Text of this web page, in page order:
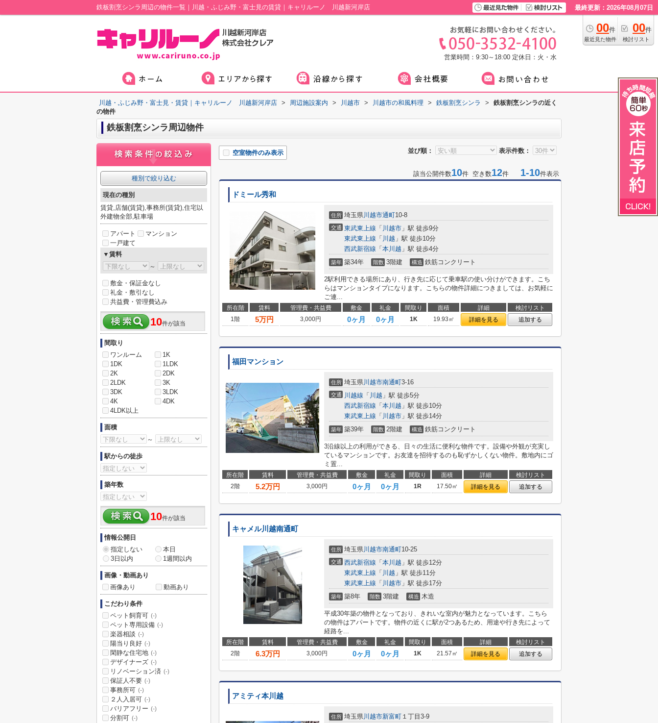
鉄板割烹シンラ周辺の物件一覧｜川越・ふじみ野・富士見の賃貸｜キャリルーノ 川越新河岸店 最終更新：2026年08月07日
00件
最近見た物件
00件
検討リスト
営業時間：9:30～18:00 定休日：火・水
川越・ふじみ野・富士見・賃貸｜キャリルーノ 川越新河岸店 > 周辺施設案内 > 川越市 > 川越市の和風料理 > 鉄板割烹シンラ >
鉄板割烹シンラの近く
の物件
鉄板割烹シンラ周辺物件
並び順： 表示件数：
空室物件のみ表示
該当公開件数10件 空き数12件 1-10件表示
ドミール秀和
住所 埼玉県川越市通町10-8
交通 東武東上線 「 川越市 」駅 徒歩9分
東武東上線 「 川越 」駅 徒歩10分
西武新宿線 「 本川越 」駅 徒歩4分
築年 築34年 階数 3階建 構造 鉄筋コンクリート
2駅利用できる場所にあり、行き先に応じて乗車駅の使い分けができます。こち
らはマンションタイプになります。こちらの物件詳細につきましては、お気軽に
ご連...
所在階 賃料 管理費・共益費 敷金 礼金 間取り 面積 詳細
検討リスト
1階
5万円 3,000円 0ヶ月 0ヶ月 1K 19.93㎡ 詳細を見る 追加する
福田マンション
住所 埼玉県川越市南通町3-16
交通 川越線 「 川越 」駅 徒歩5分
西武新宿線 「 本川越 」駅 徒歩10分
東武東上線 「 川越市 」駅 徒歩14分
築年 築39年 階数 2階建 構造 鉄筋コンクリート
3沿線以上の利用ができる、日々の生活に便利な物件です。設備や外観が充実し
ているマンションです。お友達を招待するのも恥ずかしくない物件。敷地内にゴ
ミ置...
所在階 賃料 管理費・共益費 敷金 礼金 間取り 面積 詳細
検討リスト
2階
5.2万円 3,000円 0ヶ月 0ヶ月 1R 17.50㎡ 詳細を見る 追加する
キャメル川越南通町
住所 埼玉県川越市南通町10-25
交通 西武新宿線 「 本川越 」駅 徒歩12分
東武東上線 「 川越 」駅 徒歩11分
東武東上線 「 川越市 」駅 徒歩17分
築年 築8年 階数 3階建 構造 木造
平成30年築の物件となっており、きれいな室内が魅力となっています。こちら
の物件はアパートです。物件の近くに駅が2つあるため、用途や行き先によって
経路を...
所在階 賃料 管理費・共益費 敷金 礼金 間取り 面積 詳細
検討リスト
2階
6.3万円 3,000円 0ヶ月 0ヶ月 1K 21.57㎡ 詳細を見る 追加する
アミティ本川越
住所 埼玉県川越市新富町 １丁目3-9
種別で絞り込む
現在の種別
賃貸,店舗(賃貸),事務所(賃貸),住宅以
外建物全部,駐車場
アパート
マンション
一戸建て
▼賃料
～
敷金・保証金なし
礼金・敷引なし
共益費・管理費込み
10件が該当
間取り
ワンルーム
1K
1DK
1LDK
2K
2DK
2LDK
3K
3DK
3LDK
4K
4DK
4LDK以上
面積
～
駅からの徒歩
築年数
10件が該当
情報公開日
指定しない
本日
3日以内
1週間以内
画像・動画あり
画像あり
動画あり
こだわり条件
ペット飼育可 (-)
ペット専用設備 (-)
楽器相談 (-)
陽当り良好 (-)
閑静な住宅地 (-)
デザイナーズ (-)
リノベーション済 (-)
保証人不要 (-)
事務所可 (-)
２人入居可 (-)
バリアフリー (-)
分割可 (-)